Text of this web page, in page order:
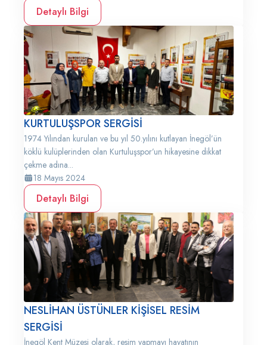
Detaylı Bilgi
KURTULUŞSPOR SERGİSİ
1974 Yılından kurulan ve bu yıl 50.yılını kutlayan İnegöl’ün
köklü kulüplerinden olan Kurtuluşspor’un hikayesine dikkat
çekme adına...
18 Mayıs 2024
Detaylı Bilgi
NESLİHAN ÜSTÜNLER KİŞİSEL RESİM
SERGİSİ
İnegöl Kent Müzesi olarak, resim yapmayı hayatının